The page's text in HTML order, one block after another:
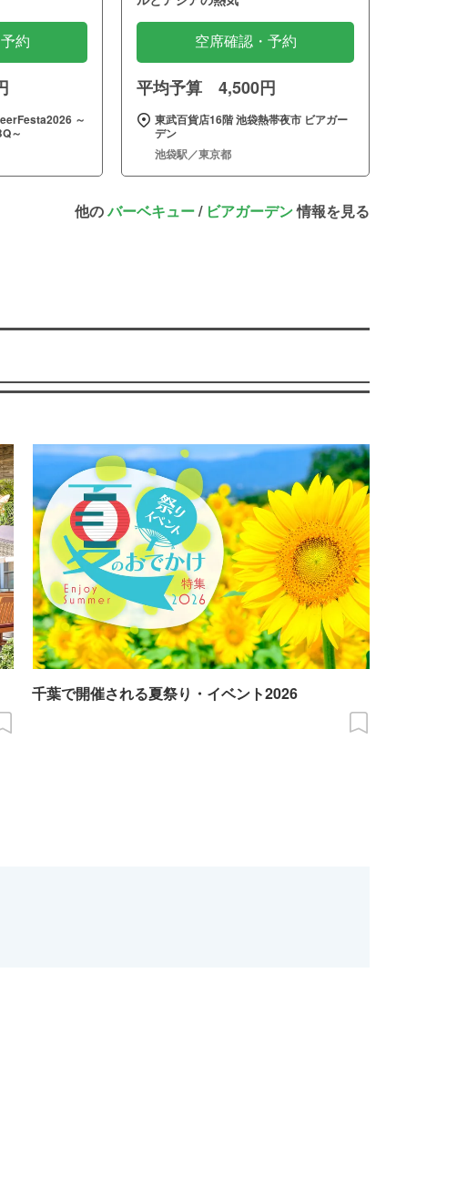
約
～
～
空席確認・予約
平均予算 4,500円
東武百貨店16階 池袋熱帯夜市 ビアガー
デン
池袋駅／東京都
他のバーベキュー/ ビアガーデン情報を見る
千葉で開催される夏祭り・イベント2026